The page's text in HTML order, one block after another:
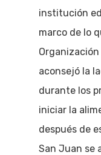
institución
marco de lo
aconsejó la
durante los
iniciar la
después de
San Juan se